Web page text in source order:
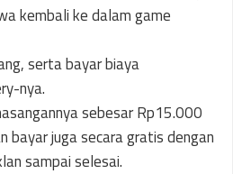
kembali ke dalam game
serta bayar biaya
nya.
sebesar Rp15.000
bayar juga secara gratis dengan
sampai selesai.